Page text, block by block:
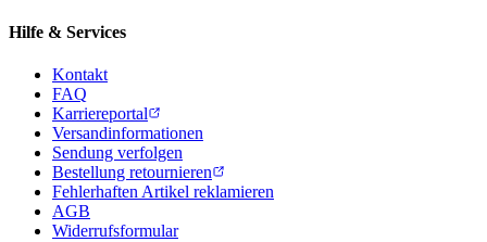
Hilfe & Services
Kontakt
FAQ
Karriereportal
Versandinformationen
Sendung verfolgen
Bestellung retournieren
Fehlerhaften Artikel reklamieren
AGB
Widerrufsformular